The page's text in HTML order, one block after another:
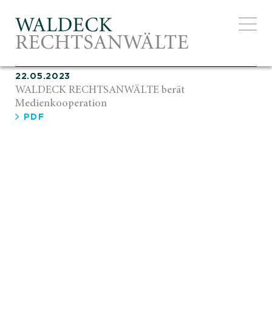
22.05.2023
WALDECK RECHTSANWÄLTE berät
Medienkooperation
PDF